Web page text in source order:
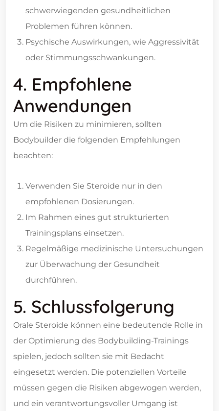
schwerwiegenden gesundheitlichen
Problemen führen können.
Psychische Auswirkungen, wie Aggressivität
oder Stimmungsschwankungen.
4. Empfohlene
Anwendungen
Um die Risiken zu minimieren, sollten
Bodybuilder die folgenden Empfehlungen
beachten:
Verwenden Sie Steroide nur in den
empfohlenen Dosierungen.
Im Rahmen eines gut strukturierten
Trainingsplans einsetzen.
Regelmäßige medizinische Untersuchungen
zur Überwachung der Gesundheit
durchführen.
5. Schlussfolgerung
Orale Steroide können eine bedeutende Rolle in
der Optimierung des Bodybuilding-Trainings
spielen, jedoch sollten sie mit Bedacht
eingesetzt werden. Die potenziellen Vorteile
müssen gegen die Risiken abgewogen werden,
und ein verantwortungsvoller Umgang ist